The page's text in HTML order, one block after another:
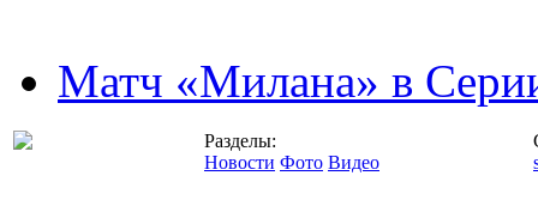
Матч «Милана» в
Разделы:
Новости Фото Видео